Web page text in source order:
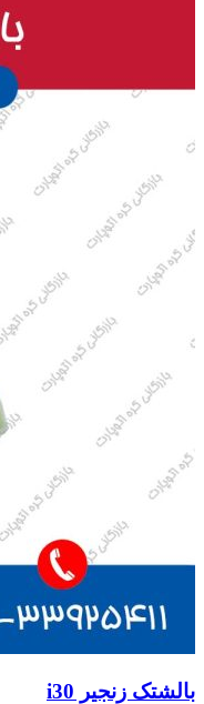
بالشتک زنجیر i30